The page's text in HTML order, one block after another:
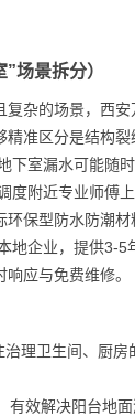
场景拆分）
复杂的场景，西
精准区分是结构
下室漏水可能随
度附近专业师傅
环保型防水防潮
地企业，提供3-
应与免费维修。
治理卫生间、厨
有效解决阳台地